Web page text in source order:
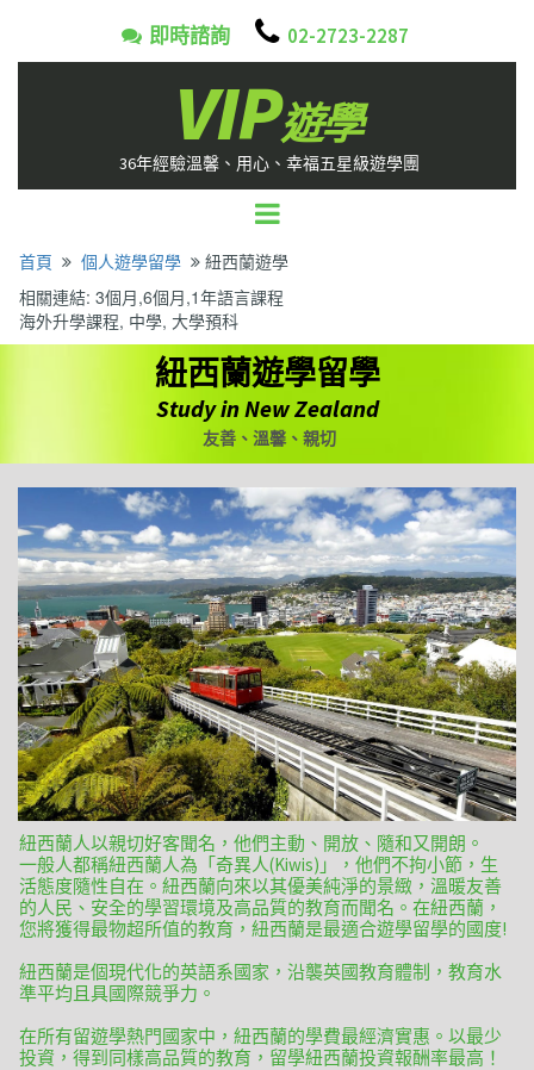
 即時諮詢  02-2723-2287
VIP遊學
36年經驗溫馨、用心、幸福五星級遊學團
首頁  個人遊學留學  紐西蘭遊學
相關連結: 3個月,6個月,1年語言課程
海外升學課程, 中學, 大學預科
紐西蘭遊學留學
Study in New Zealand
友善、溫馨、親切
紐西蘭人以親切好客聞名，他們主動、開放、隨和又開朗。
一般人都稱紐西蘭人為「奇異人(Kiwis)」，他們不拘小節，生
活態度隨性自在。紐西蘭向來以其優美純淨的景緻，溫暖友善
的人民、安全的學習環境及高品質的教育而聞名。在紐西蘭，
您將獲得最物超所值的教育，紐西蘭是最適合遊學留學的國度!
紐西蘭是個現代化的英語系國家，沿襲英國教育體制，教育水
準平均且具國際競爭力。
在所有留遊學熱門國家中，紐西蘭的學費最經濟實惠。以最少
投資，得到同樣高品質的教育，留學紐西蘭投資報酬率最高！